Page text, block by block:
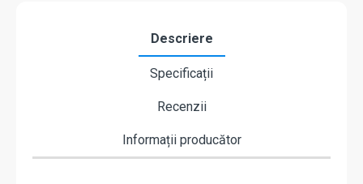
Descriere
Specificații
Recenzii
Informații producător